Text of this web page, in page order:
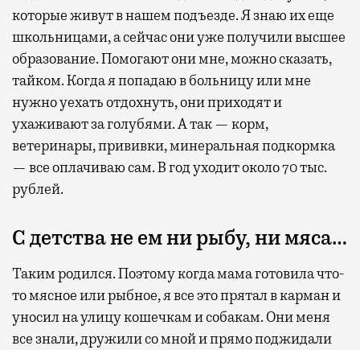
которые живут в нашем подъезде. Я знаю их еще
школьницами, а сейчас они уже получили высшее
образование. Помогают они мне, можно сказать,
тайком. Когда я попадаю в больницу или мне
нужно уехать отдохнуть, они приходят и
ухаживают за голубями. А так — корм,
ветеринары, прививки, минеральная подкормка
— все оплачиваю сам. В год уходит около 70 тыс.
рублей.
С детства не ем ни рыбу, ни мяса…
Таким родился. Поэтому когда мама готовила что-
то мясное или рыбное, я все это прятал в карман и
уносил на улицу кошечкам и собакам. Они меня
все знали, дружили со мной и прямо поджидали